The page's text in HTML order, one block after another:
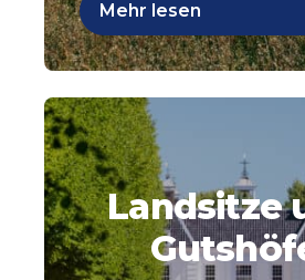
Mehr lesen
Landsitze